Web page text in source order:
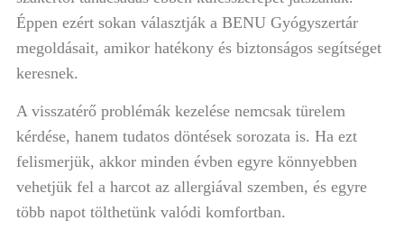
Éppen ezért sokan választják a BENU Gyógyszertár
megoldásait, amikor hatékony és biztonságos segítséget
keresnek.
A visszatérő problémák kezelése nemcsak türelem
kérdése, hanem tudatos döntések sorozata is. Ha ezt
felismerjük, akkor minden évben egyre könnyebben
vehetjük fel a harcot az allergiával szemben, és egyre
több napot tölthetünk valódi komfortban.